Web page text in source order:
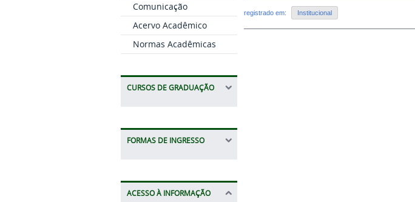
Comunicação
Acervo Acadêmico
Normas Acadêmicas
CURSOS DE GRADUAÇÃO
FORMAS DE INGRESSO
ACESSO À INFORMAÇÃO
registrado em: Institucional